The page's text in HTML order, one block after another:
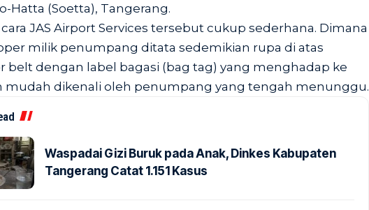
Hatta (Soetta), Tangerang.
JAS Airport Services tersebut cukup sederhana. Dimana
milik penumpang ditata sedemikian rupa di atas
belt dengan label bagasi (bag tag) yang menghadap ke
mudah dikenali oleh penumpang yang tengah menunggu.
Waspadai Gizi Buruk pada Anak, Dinkes Kabupaten
Tangerang Catat 1.151 Kasus